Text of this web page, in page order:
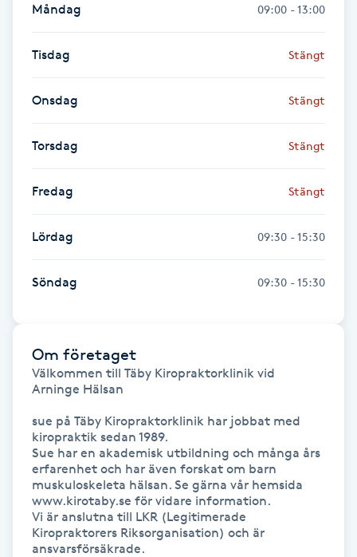
Frekvensterapi
Friskvård
Friskvårdsmassage
Frisör
Funktionsanalys
Färgning
Föning
Gel naglar
Gelenaglar
Gellack
Gellack med förstärkning
Gravidmassage
Måndag 09:00 - 13:00
Tisdag Stängt
Onsdag Stängt
Torsdag Stängt
Fredag Stängt
Lördag 09:30 - 15:30
Söndag 09:30 - 15:30
Om företaget
Välkommen till Täby Kiropraktorklinik vid
Arninge Hälsan
sue på Täby Kiropraktorklinik har jobbat med
kiropraktik sedan 1989.
Sue har en akademisk utbildning och många års
erfarenhet och har även forskat om barn
muskuloskeleta hälsan. Se gärna vår hemsida
www.kirotaby.se för vidare information.
Vi är anslutna till LKR (Legitimerade
Kiropraktorers Riksorganisation) och är
ansvarsförsäkrade.